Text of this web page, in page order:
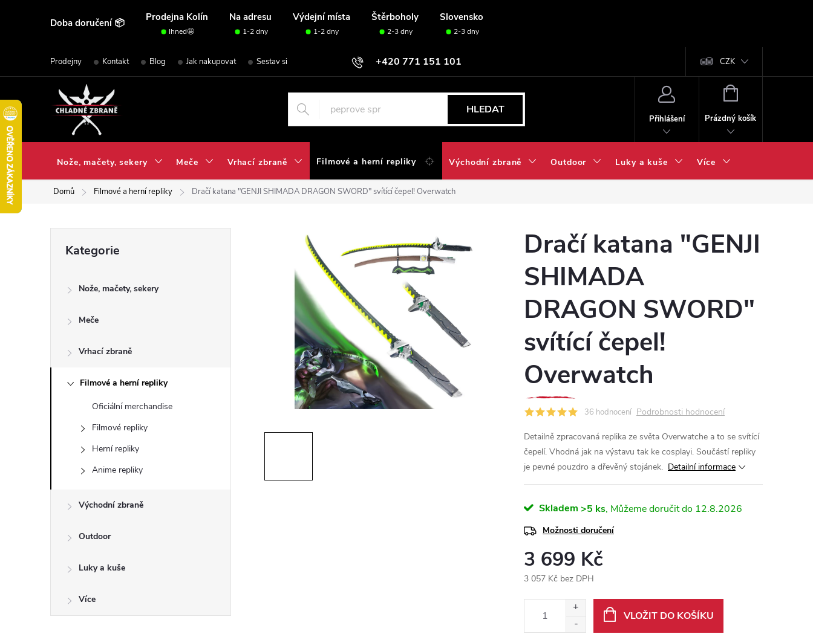
Doba doručení 📦 Prodejna Kolín Na adresu Výdejní místa Štěrboholy Slovensko
Ihned🤩 1-2 dny 1-2 dny 2-3 dny 2-3 dny
+420 771 151 101
Prodejny Kontakt Blog Jak nakupovat Sestav si svou sadu✅ CZK
HLEDAT
Přihlášení
NÁKUPNÍ
Prázdný košík
Nože, mačety, sekery Meče Vrhací zbraně Filmové a herní repliky Východní zbraně Outdoor Luky a kuše Více
Domů Filmové a herní repliky Dračí katana "GENJI SHIMADA DRAGON SWORD" svítící čepel! Overwatch
r
í
kategorie
Kategorie
Nože, mačety, sekery
Meče
Vrhací zbraně
Filmové a herní repliky
Oficiální merchandise
Filmové repliky
Herní repliky
Anime repliky
Východní zbraně
Outdoor
Luky a kuše
Více
Dračí katana "GENJI
SHIMADA
DRAGON SWORD"
svítící čepel!
Overwatch
36 hodnocení Podrobnosti hodnocení
Detailně zpracovaná replika ze světa Overwatche a to se svítící
čepelí. Vhodná jak na výstavu tak ke cosplayi. Součástí repliky
je pevné pouzdro a dřevěný stojánek. Detailní informace
Skladem >5 ks 12.8.2026
Možnosti doručení
3 699 Kč
3 057 Kč bez DPH
VLOŽIT DO KOŠÍKU